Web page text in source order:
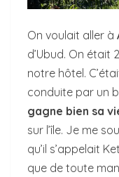
On voulait aller à
d’Ubud. On était
notre hôtel.
conduite par un
gagne bien sa
sur l’île. Je me
qu’il s’appelait
que de toute